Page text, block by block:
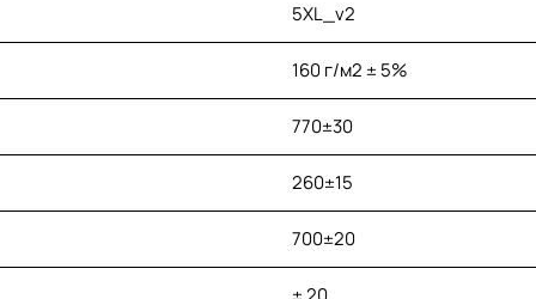
5XL_v2
160 г/м2 ± 5%
770±30
260±15
700±20